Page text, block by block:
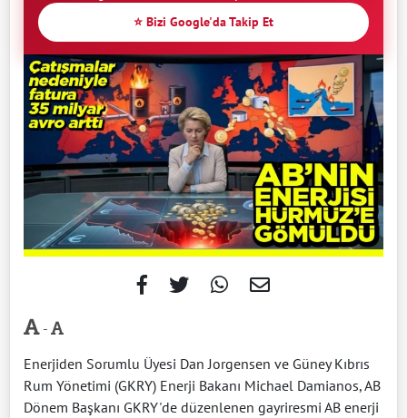
⭐ Bizi Google'da Takip Et
-
Enerjiden Sorumlu Üyesi Dan Jorgensen ve Güney Kıbrıs
Rum Yönetimi (GKRY) Enerji Bakanı Michael Damianos, AB
Dönem Başkanı GKRY'de düzenlenen gayriresmi AB enerji